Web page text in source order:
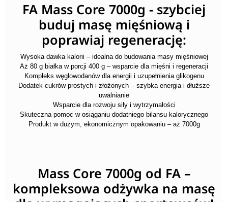
FA Mass Core 7000g - szybciej
buduj masę mięśniową i
poprawiaj regenerację:
Wysoka dawka kalorii – idealna do budowania masy mięśniowej
Aż 80 g białka w porcji 400 g – wsparcie dla mięśni i regeneracji
Kompleks węglowodanów dla energii i uzupełnienia glikogenu
Dodatek cukrów prostych i złożonych – szybka energia i dłuższe
uwalnianie
Wsparcie dla rozwoju siły i wytrzymałości
Skuteczna pomoc w osiąganiu dodatniego bilansu kalorycznego
Produkt w dużym, ekonomicznym opakowaniu – aż 7000g
Mass Core 7000g od FA –
kompleksowa odżywka na masę